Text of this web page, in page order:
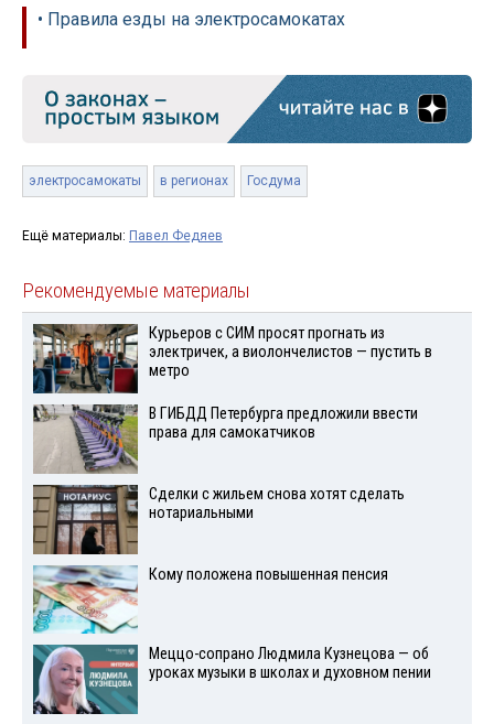
• Правила езды на электросамокатах
электросамокаты в регионах Госдума
Ещё материалы: Павел Федяев
Рекомендуемые материалы
Курьеров с СИМ просят прогнать из
электричек, а виолончелистов — пустить в
метро
В ГИБДД Петербурга предложили ввести
права для самокатчиков
Сделки с жильем снова хотят сделать
нотариальными
Кому положена повышенная пенсия
Меццо-сопрано Людмила Кузнецова — об
уроках музыки в школах и духовном пении